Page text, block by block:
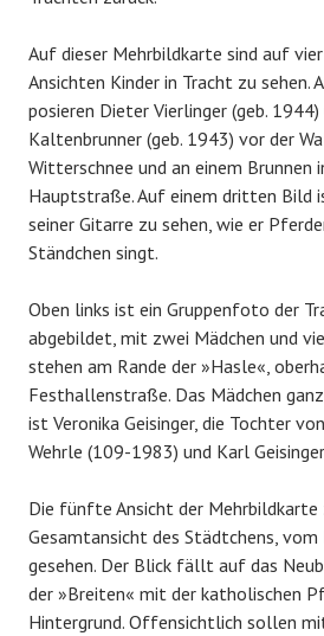
Auf dieser Mehrbildkarte sind auf
Ansichten Kinder in Tracht zu sehen.
posieren Dieter Vierlinger (geb.
Kaltenbrunner (geb. 1943) vor der
Witterschnee und an einem Brunnen
Hauptstraße. Auf einem dritten Bild
seiner Gitarre zu sehen, wie er
Ständchen singt.
Oben links ist ein Gruppenfoto der
abgebildet, mit zwei Mädchen und
stehen am Rande der »Hasle«,
Festhallenstraße. Das Mädchen
ist Veronika Geisinger, die Tochter
Wehrle (109-1983) und Karl
Die fünfte Ansicht der Mehrbildkarte
Gesamtansicht des Städtchens, vom
gesehen. Der Blick fällt auf das
der »Breiten« mit der katholischen
Hintergrund. Offensichtlich sollen